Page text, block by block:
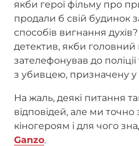
якби герої фільму про
продали б свій будинок
способів вигнання
детектив, якби
зателефонував до
з убивцею, призначену
На жаль, деякі питання
відповідей, але ми
кіногероям і для чого
Ganzo.